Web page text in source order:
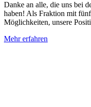
Danke an alle, die uns bei
haben! Als Fraktion mit
Möglichkeiten, unsere
Mehr erfahren